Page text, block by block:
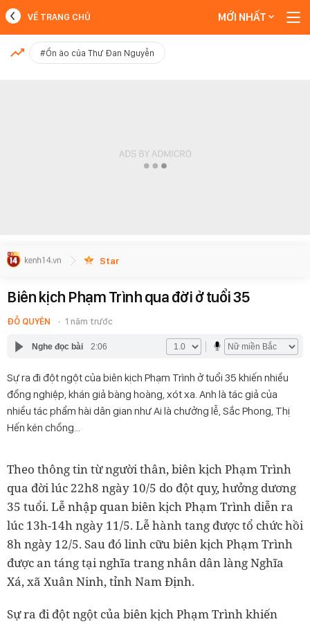
MỚI NHẤT
VỀ TRANG CHỦ MỚI NHẤT
#Ồn ào của Thư Đan Nguyễn
Star
Biên kịch Phạm Trình qua đời ở tuổi 35
ĐỖ QUYÊN 1 năm trước
Nghe đọc bài 2:06
Sự ra đi đột ngột của biên kịch Phạm Trình ở tuổi 35 khiến nhiều
đồng nghiệp, khán giả bàng hoàng, xót xa. Anh là tác giả của
nhiều tác phẩm hài dân gian như Ai là chưởng lễ, Sắc Phong, Thị
Hến kén chồng…
Theo thông tin từ người thân, biên kịch Phạm Trình
qua đời lúc 22h8 ngày 10/5 do đột quỵ, hưởng dương
35 tuổi. Lễ nhập quan biên kịch Phạm Trình diễn ra
lúc 13h-14h ngày 11/5. Lễ hành tang được tổ chức hồi
8h ngày 12/5. Sau đó linh cữu biên kịch Phạm Trình
được an táng tại nghĩa trang nhân dân làng Nghĩa
Xá, xã Xuân Ninh, tỉnh Nam Định.
Sự ra đi đột ngột của biên kịch Phạm Trình khiến